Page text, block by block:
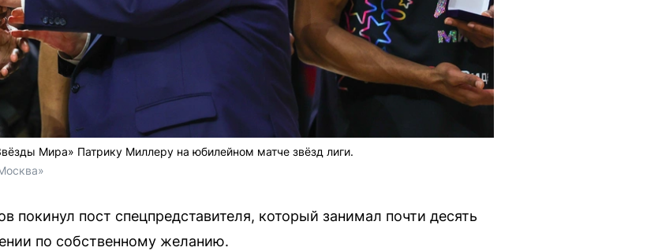
Мира» Патрику Миллеру на юбилейном матче звёзд лиги.
покинул пост спецпредставителя, который занимал почти десять
по собственному желанию.